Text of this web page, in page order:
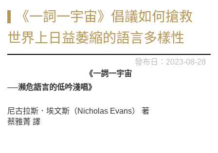
《一詞一宇宙》倡議如何搶救
世界上日益萎縮的語言多樣性
2023-08-28
《一詞一宇宙
──瀕危語言的低吟淺唱》
尼古拉斯．埃文斯（Nicholas Evans） 著
蔡雅菁 譯